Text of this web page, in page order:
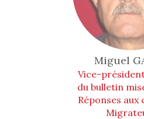
Miguel
Vice-
du bulletin
Réponses aux